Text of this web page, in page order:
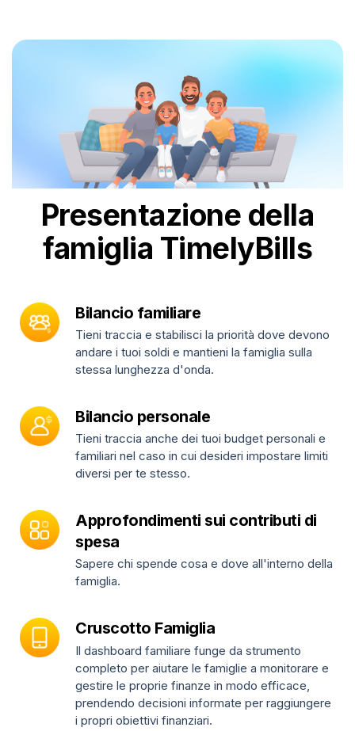
Presentazione della
famiglia TimelyBills
Bilancio familiare
Tieni traccia e stabilisci la priorità dove devono
andare i tuoi soldi e mantieni la famiglia sulla
stessa lunghezza d'onda.
Bilancio personale
Tieni traccia anche dei tuoi budget personali e
familiari nel caso in cui desideri impostare limiti
diversi per te stesso.
Approfondimenti sui contributi di
spesa
Sapere chi spende cosa e dove all'interno della
famiglia.
Cruscotto Famiglia
Il dashboard familiare funge da strumento
completo per aiutare le famiglie a monitorare e
gestire le proprie finanze in modo efficace,
prendendo decisioni informate per raggiungere
i propri obiettivi finanziari.